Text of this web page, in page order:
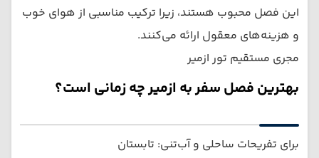
این فصل محبوب هستند، زیرا ترکیب مناسبی از هوای خوب
و هزینه‌های معقول ارائه می‌کنند.
مجری مستقیم تور ازمیر
بهترین فصل سفر به ازمیر چه زمانی است؟
برای تفریحات ساحلی و آب‌تنی: تابستان